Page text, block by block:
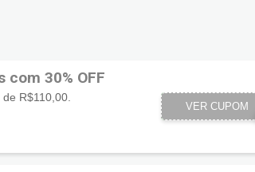
Código promocional Forever Liss com 30% OFF
R$110,00.
VER CUPOM